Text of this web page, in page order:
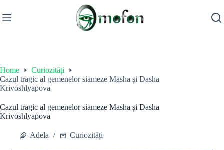
to
content
Home
Curiozități
Cazul tragic al gemenelor siameze Masha și Dasha
Krivoshlyapova
Cazul tragic al gemenelor siameze Masha și Dasha
Krivoshlyapova
Adela Curiozități